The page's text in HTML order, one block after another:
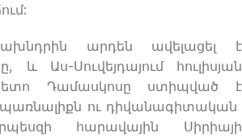
արդեն ավելացել է
և Աս-Սուվեյդայում հուլիսյան
Դամասկոսը ստիպված է
ու դիվանագիտական
հարավային Սիրիայի